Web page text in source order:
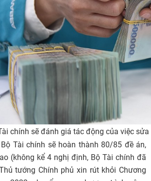
chính sẽ đánh giá tác động của việc
Tài chính sẽ hoàn thành 80/85 đề án,
(không kể 4 nghị định, Bộ Tài chính đã
tướng Chính phủ xin rút khỏi Chương